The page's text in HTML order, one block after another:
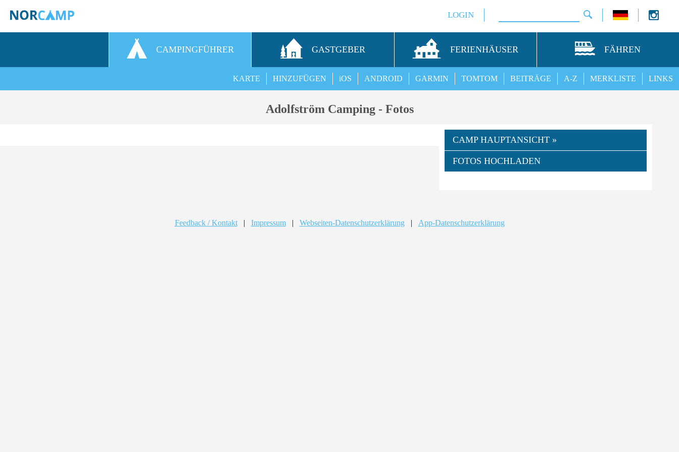
LOGIN
CAMPINGFÜHRER GASTGEBER FERIENHÄUSER FÄHREN
LINKS
MERKLISTE
A-Z
BEITRÄGE
TOMTOM
GARMIN
ANDROID
iOS
HINZUFÜGEN
KARTE
Adolfström Camping - Fotos
CAMP HAUPTANSICHT »
FOTOS HOCHLADEN
Feedback / Kontakt | Impressum | Webseiten-Datenschutzerklärung | App-Datenschutzerklärung